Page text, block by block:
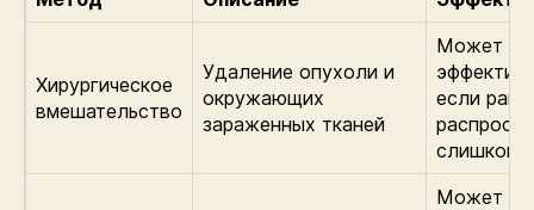
Хирургическое
вмешательство
Удаление опухоли и
окружающих
зараженных тканей
Может
если рак
слишком
Может